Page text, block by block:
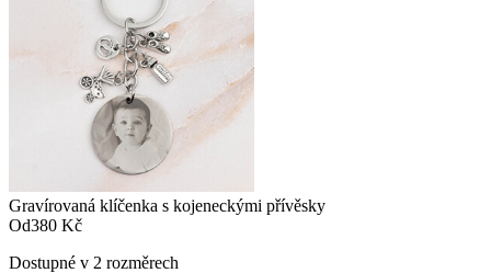
Gravírovaná klíčenka s kojeneckými přívěsky
Od380 Kč
Dostupné v 2 rozměrech